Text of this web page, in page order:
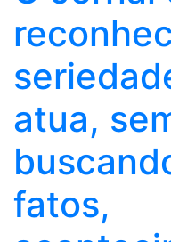
atua,
fatos,